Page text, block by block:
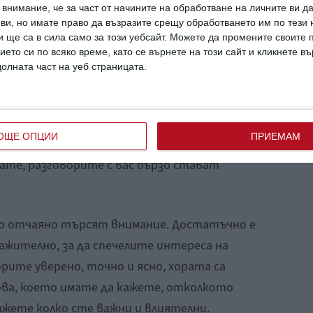
че за част от начините на обработване на личните ви
ви, но имате право да възразите срещу обработването им по тези
ще са в сила само за този уебсайт. Можете да промените своите
си по всяко време, като се върнете на този сайт и кликнете
част на уеб страницата.
ОПЦИИ ПРИЕМАМ
познавате интересни и влиятелни хора,
във всеки разговор може да изглежда
на прикритото самохвалството, хората
истински мотиви. Вместо да ви накара
метод ви представя като неуверени и
мнение. Когато свързвате всичко което
разговорите с вас бързо стават
отчаяно търсят внимание. Достатъчно е
за да спечелите интереса на
уверено, точно и ясно, хората са
което имате да кажете, отколкото
колко сте важни и влиятелни.